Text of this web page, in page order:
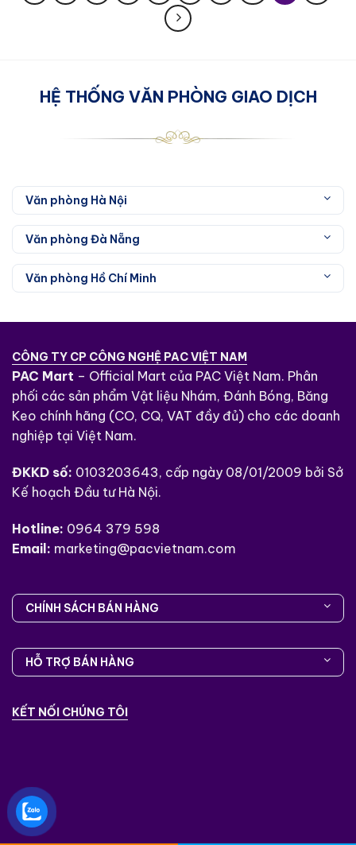
HỆ THỐNG VĂN PHÒNG GIAO DỊCH
Văn phòng Hà Nội
Văn phòng Đà Nẵng
Văn phòng Hồ Chí Minh
CÔNG TY CP CÔNG NGHỆ PAC VIỆT NAM
PAC Mart – Official Mart của PAC Việt Nam. Phân
phối các sản phẩm Vật liệu Nhám, Đánh Bóng, Băng
Keo chính hãng (CO, CQ, VAT đầy đủ) cho các doanh
nghiệp tại Việt Nam.
ĐKKD số: 0103203643, cấp ngày 08/01/2009 bởi Sở
Kế hoạch Đầu tư Hà Nội.
Hotline: 0964 379 598
Email: marketing@pacvietnam.com
CHÍNH SÁCH BÁN HÀNG
HỖ TRỢ BÁN HÀNG
KẾT NỐI CHÚNG TÔI